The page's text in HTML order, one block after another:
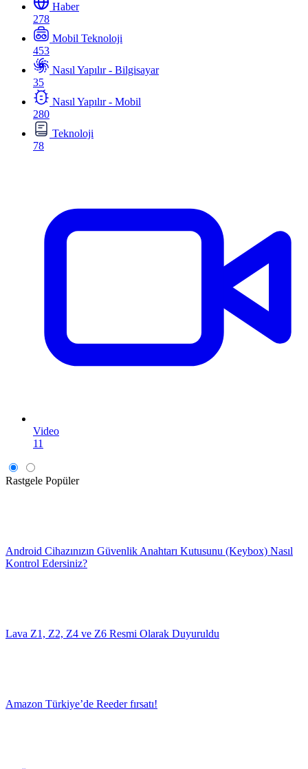
Haber
278
Mobil Teknoloji
453
Nasıl Yapılır - Bilgisayar
35
Nasıl Yapılır - Mobil
280
Teknoloji
78
Video
11
Rastgele Popüler
Android Cihazınızın Güvenlik Anahtarı Kutusunu (Keybox) Nasıl
Kontrol Edersiniz?
Lava Z1, Z2, Z4 ve Z6 Resmi Olarak Duyuruldu
Amazon Türkiye’de Reeder fırsatı!